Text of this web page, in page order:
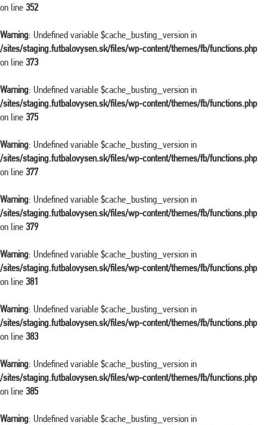
on line 352
Warning: Undefined variable $cache_busting_version in
/sites/staging.futbalovysen.sk/files/wp-content/themes/fb/functions.php
on line 373
Warning: Undefined variable $cache_busting_version in
/sites/staging.futbalovysen.sk/files/wp-content/themes/fb/functions.php
on line 375
Warning: Undefined variable $cache_busting_version in
/sites/staging.futbalovysen.sk/files/wp-content/themes/fb/functions.php
on line 377
Warning: Undefined variable $cache_busting_version in
/sites/staging.futbalovysen.sk/files/wp-content/themes/fb/functions.php
on line 379
Warning: Undefined variable $cache_busting_version in
/sites/staging.futbalovysen.sk/files/wp-content/themes/fb/functions.php
on line 381
Warning: Undefined variable $cache_busting_version in
/sites/staging.futbalovysen.sk/files/wp-content/themes/fb/functions.php
on line 383
Warning: Undefined variable $cache_busting_version in
/sites/staging.futbalovysen.sk/files/wp-content/themes/fb/functions.php
on line 385
Warning: Undefined variable $cache_busting_version in